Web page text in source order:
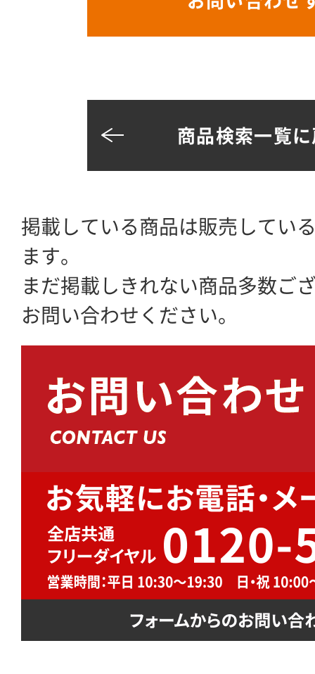
商品検索一覧
掲載している商品は販売してい
ます。
まだ掲載しきれない商品多数ご
お問い合わせください。